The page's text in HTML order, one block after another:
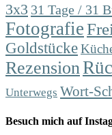
3x3 31 Tage / 31
Fotografie
Goldstücke
Rezension
Unterwegs Wort-
Besuch mich auf